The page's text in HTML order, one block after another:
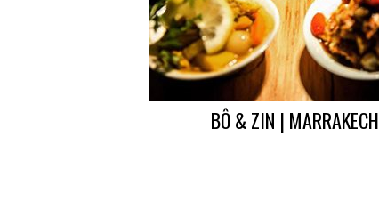
BÔ & ZIN | MARRAKECH